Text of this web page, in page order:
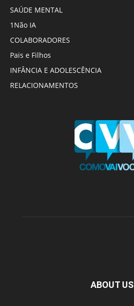
SAÚDE MENTAL
1Não IA
COLABORADORES
Pais e Filhos
INFÂNCIA E ADOLESCÊNCIA
RELACIONAMENTOS
ABOUT US